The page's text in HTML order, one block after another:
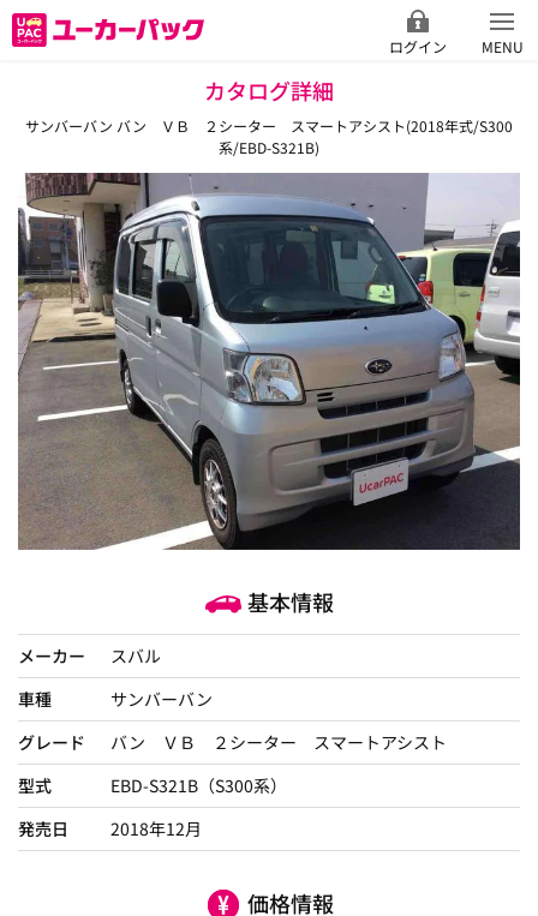
ログイン MENU
カタログ詳細
サンバーバン バン ＶＢ ２シーター スマートアシスト(2018年式/S300
系/EBD-S321B)
基本情報
メーカー
スバル
車種
サンバーバン
グレード
バン ＶＢ ２シーター スマートアシスト
型式
EBD-S321B（S300系）
発売日
2018年12月
価格情報